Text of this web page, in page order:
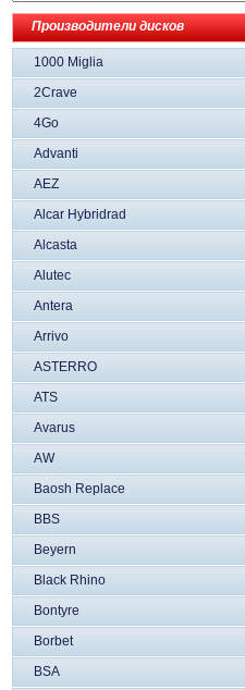
Производители дисков
1000 Miglia
2Crave
4Go
Advanti
AEZ
Alcar Hybridrad
Alcasta
Alutec
Antera
Arrivo
ASTERRO
ATS
Avarus
AW
Baosh Replace
BBS
Beyern
Black Rhino
Bontyre
Borbet
BSA